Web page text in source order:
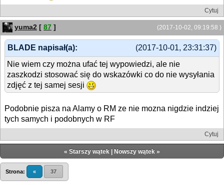
Cytuj
(2017-10-02, 09:19:58 )
yuma2 [ 87 ]
(2017-10-01, 23:31:37)
BLADE napisał(a):
Nie wiem czy można ufać tej wypowiedzi, ale nie
zaszkodzi stosować się do wskazówki co do nie wysyłania
zdjęć z tej samej sesji
Podobnie pisza na Alamy o RM ze nie mozna nigdzie indziej
tych samych i podobnych w RF
Cytuj
« Starszy wątek Nowszy wątek »
Strona: « 37